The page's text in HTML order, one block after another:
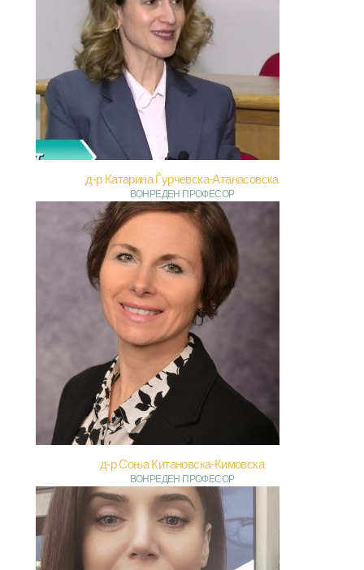
д-р Катарина Ѓурчевска-Атанасовска
ВОНРЕДЕН ПРОФЕСОР
д-р Соња Китановска-Кимовска
ВОНРЕДЕН ПРОФЕСОР